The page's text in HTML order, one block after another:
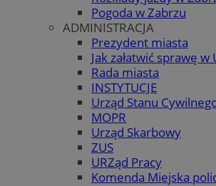
Pogoda w Zabrzu
ADMINISTRACJA
Prezydent miasta
Jak załatwić sprawę
Rada miasta
INSTYTUCJE
Urząd Stanu
MOPR
Urząd Skarbowy
ZUS
URZąd Pracy
Komenda Miejska